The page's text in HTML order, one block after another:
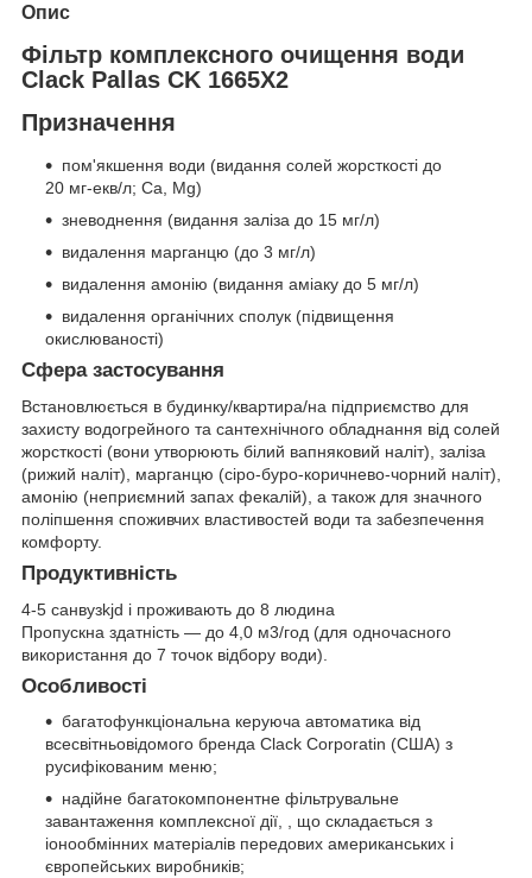
Опис
Фільтр комплексного очищення води
Clack Pallas CK 1665X2
Призначення
пом'якшення води (видання солей жорсткості до
20 мг-екв/л; Ca, Mg)
зневоднення (видання заліза до 15 мг/л)
видалення марганцю (до 3 мг/л)
видалення амонію (видання аміаку до 5 мг/л)
видалення органічних сполук (підвищення
окислюваності)
Сфера застосування
Встановлюється в будинку/квартира/на підприємство для
захисту водогрейного та сантехнічного обладнання від солей
жорсткості (вони утворюють білий вапняковий наліт), заліза
(рижий наліт), марганцю (сіро-буро-коричнево-чорний наліт),
амонію (неприємний запах фекалій), а також для значного
поліпшення споживчих властивостей води та забезпечення
комфорту.
Продуктивність
4-5 санвузkjd і проживають до 8 людина
Пропускна здатність — до 4,0 м3/год (для одночасного
використання до 7 точок відбору води).
Особливості
багатофункціональна керуюча автоматика від
всесвітньовідомого бренда Clack Corporatin (США) з
русифікованим меню;
надійне багатокомпонентне фільтрувальне
завантаження комплексної дії, , що складається з
іонообмінних матеріалів передових американських і
європейських виробників;